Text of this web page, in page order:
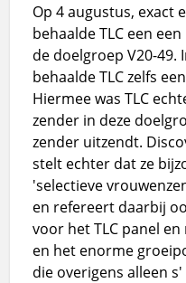
Op 4 augustus, exact
behaalde TLC een
de doelgroep V20-49.
behaalde TLC zelfs
Hiermee was TLC
zender in deze
zender uitzendt.
stelt echter dat ze
'selectieve
en refereert daarbij
voor het TLC panel
en het enorme
die overigens alleen